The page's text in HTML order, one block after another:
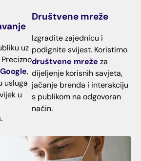
uz
Google,
usluga
u
Društvene mreže
Izgradite zajednicu i
podignite svijest. Koristimo
društvene mreže za
dijeljenje korisnih savjeta,
jačanje brenda i interakciju
s publikom na odgovoran
način.